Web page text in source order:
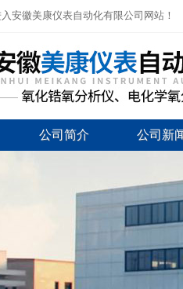
安徽美康仪表自动化有限公司网站！
公司简介 公司新